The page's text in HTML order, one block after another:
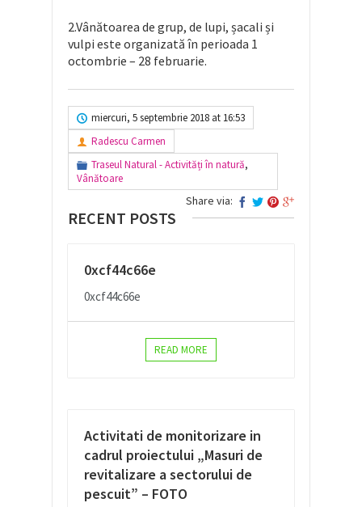
2.Vânătoarea de grup, de lupi, șacali și
vulpi este organizată în perioada 1
octombrie – 28 februarie.
miercuri, 5 septembrie 2018 at 16:53
Radescu Carmen
Traseul Natural - Activități în natură,
Vânătoare
Share via:
RECENT POSTS
0xcf44c66e
0xcf44c66e
READ MORE
Activitati de monitorizare in
cadrul proiectului „Masuri de
revitalizare a sectorului de
pescuit” – FOTO